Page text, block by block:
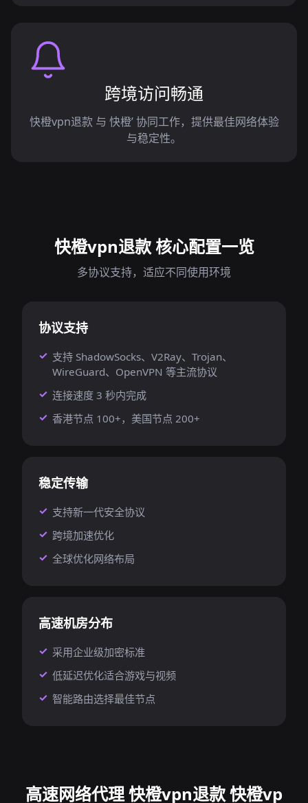
跨境访问畅通
快橙vpn退款 与 快橙’ 协同工作，提供最佳网络体验
与稳定性。
快橙vpn退款 核心配置一览
多协议支持，适应不同使用环境
协议支持
支持 ShadowSocks、V2Ray、Trojan、
WireGuard、OpenVPN 等主流协议
连接速度 3 秒内完成
香港节点 100+，美国节点 200+
稳定传输
支持新一代安全协议
跨境加速优化
全球优化网络布局
高速机房分布
采用企业级加密标准
低延迟优化适合游戏与视频
智能路由选择最佳节点
高速网络代理 快橙vpn退款 快橙vp